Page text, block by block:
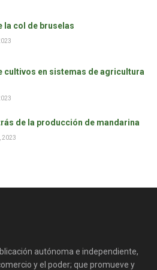
la col de bruselas
cultivos en sistemas de agricultura
de la producción de mandarina
2023
autónoma e independiente,
y el poder; que promueve y